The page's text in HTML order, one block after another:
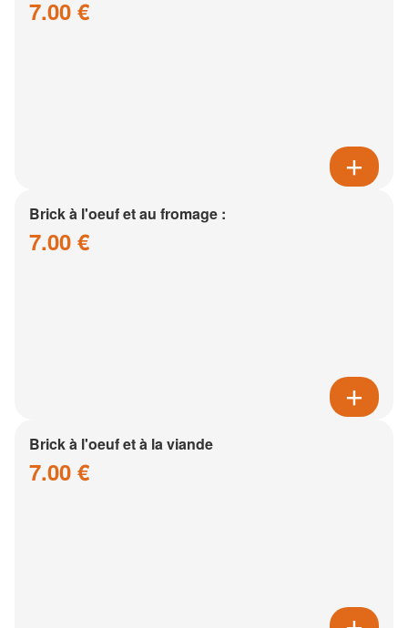
7.00 €
Brick à l'oeuf et au fromage :
7.00 €
Brick à l'oeuf et à la viande
7.00 €